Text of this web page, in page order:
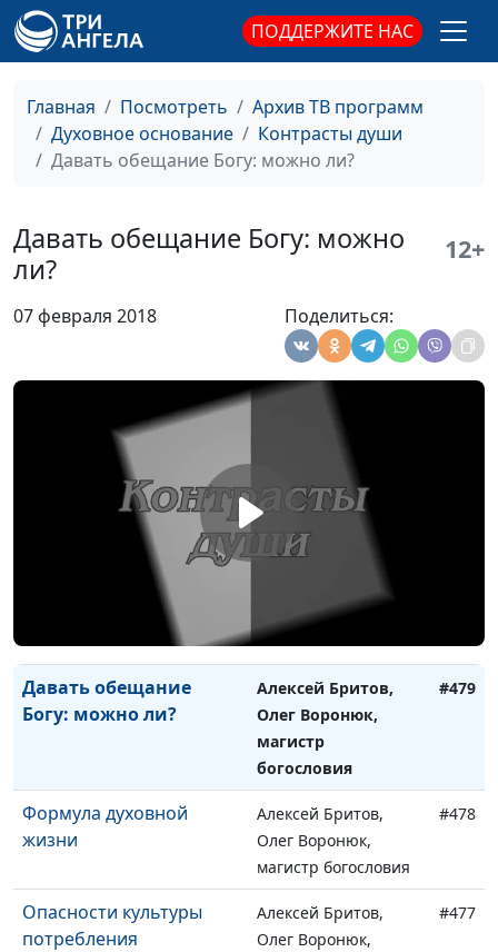
ПОДДЕРЖИТЕ НАС
Главная Посмотреть
Архив ТВ программ
Духовное основание
Контрасты души
Давать обещание Богу: можно ли?
Давать обещание Богу: можно
ли?
12+
07 февраля 2018 Поделиться:
доктор практической
теологии
Дмитрий Булатов,
священнослужитель,
доктор практической
Что такое совесть?
Алексей Бритов,
доктор практической
теологии
#483
Алексей Бритов,
Дисциплина в духовной
Алексей Бритов,
Олег Воронюк,
магистр богословия
Семейный бюджет:
рабочий капитал и
ликвидность
Олег Воронюк,
магистр богословия
Давать обещание
Богу: можно ли?
Алексей Бритов,
Олег Воронюк,
магистр
богословия
#479
Формула духовной
жизни
Алексей Бритов,
Олег Воронюк,
магистр богословия
#478
Опасности культуры
потребления
Алексей Бритов,
Олег Воронюк,
#477